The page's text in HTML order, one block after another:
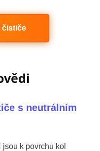
čističe
s neutrálním
k povrchu kol